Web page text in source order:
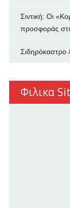
Σιντική: Οι
προσφοράς
Σιδηρόκαστρο
Φιλικα